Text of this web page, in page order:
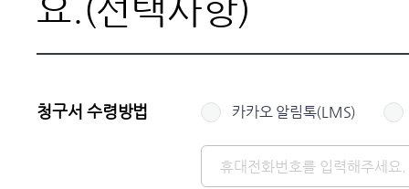
요.(선택사항)
청구서 수령방법 카카오 알림톡(LMS)